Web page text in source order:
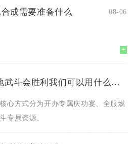
成需要准备什么 08-06
+
斗会胜利我们可以用什么方式
心方式分为开办专属庆功宴、全服燃
专属资源、